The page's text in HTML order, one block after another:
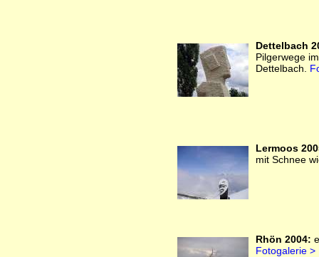
Dettelbach
Pilgerwege
Dettelbach.
Lermoos
mit Schnee
Rhön 2004:
Fotogalerie >